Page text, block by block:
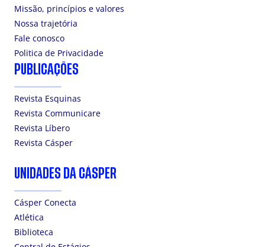
Missão, princípios e valores
Nossa trajetória
Fale conosco
Politica de Privacidade
PUBLICAÇÕES
Revista Esquinas
Revista Communicare
Revista Líbero
Revista Cásper
UNIDADES DA CÁSPER
Cásper Conecta
Atlética
Biblioteca